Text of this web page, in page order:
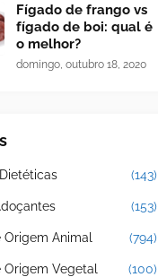
Fígado de frango vs
fígado de boi: qual é
o melhor?
domingo, outubro 18, 2020
(143)
(153)
Animal (794)
Vegetal (100)